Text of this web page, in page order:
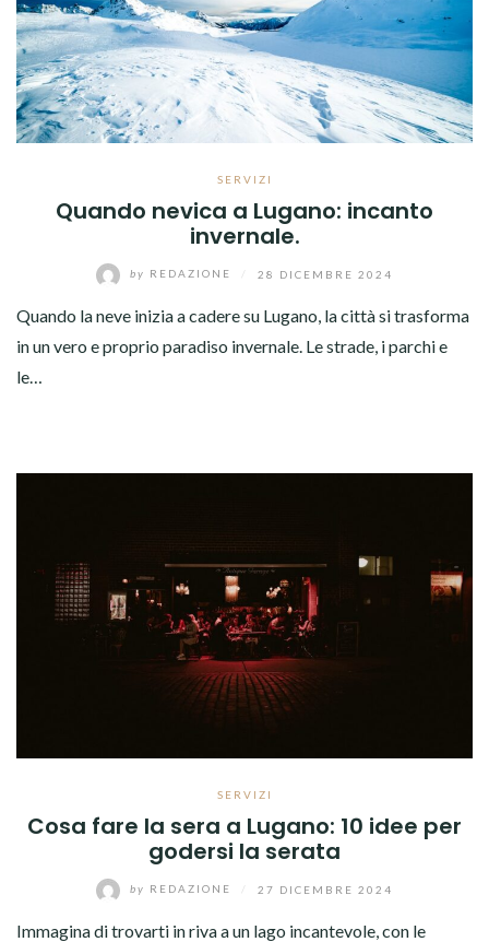
SERVIZI
Quando nevica a Lugano: incanto
invernale.
by REDAZIONE 28 DICEMBRE 2024
Quando la neve inizia a cadere su Lugano, la città si trasforma
in un vero e proprio paradiso invernale. Le strade, i parchi e
le…
SERVIZI
Cosa fare la sera a Lugano: 10 idee per
godersi la serata
by REDAZIONE 27 DICEMBRE 2024
Immagina di trovarti in riva a un lago incantevole, con le